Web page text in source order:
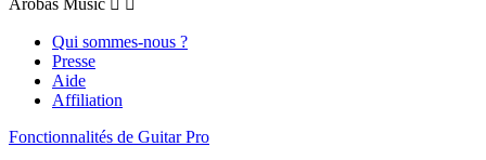
Qui sommes-nous ?
Presse
Aide
Affiliation
Fonctionnalités de Guitar Pro